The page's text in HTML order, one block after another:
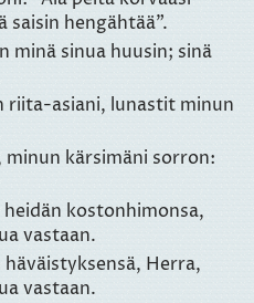
saisin hengähtää".
minä sinua huusin; sinä
riita-asiani, lunastit minun
kärsimäni sorron:
kostonhimonsa,
vastaan.
Herra,
vastaan.